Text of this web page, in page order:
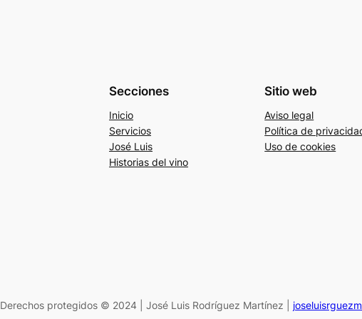
Secciones
Inicio
Servicios
José Luis
Historias del vino
Sitio web
Aviso legal
Política de
Uso de cookies
Derechos protegidos © 2024 | José Luis Rodríguez Martínez |